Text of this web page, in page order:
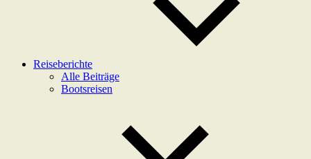
Reiseberichte
Alle Beiträge
Bootsreisen